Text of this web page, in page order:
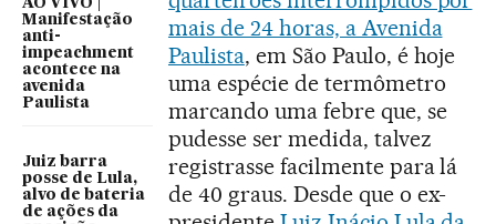
AO VIVO |
Manifestação
anti-
impeachment
acontece na
avenida
Paulista
Juiz barra
posse de Lula,
alvo de bateria
de ações da
mais de 24 horas, a Avenida
Paulista, em São Paulo, é hoje
uma espécie de termômetro
marcando uma febre que, se
pudesse ser medida, talvez
registrasse facilmente para lá
de 40 graus. Desde que o ex-